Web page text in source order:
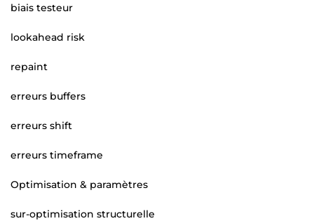
biais testeur
lookahead risk
repaint
erreurs buffers
erreurs shift
erreurs timeframe
Optimisation & paramètres
sur-optimisation structurelle